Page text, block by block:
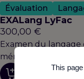
Évaluation
EXALang LyFac
300,00 €
Examen du
mémoire
Découvrir
This